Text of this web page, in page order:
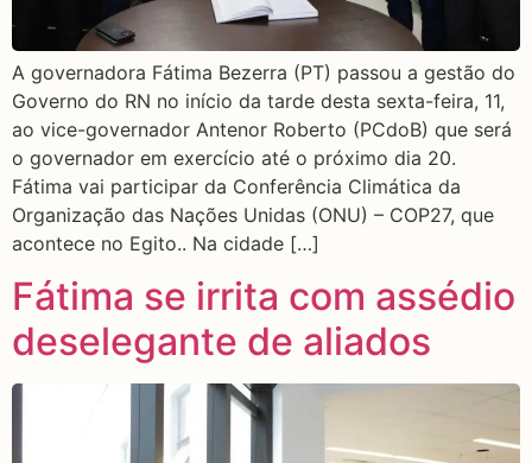
A governadora Fátima Bezerra (PT) passou a gestão do
Governo do RN no início da tarde desta sexta-feira, 11,
ao vice-governador Antenor Roberto (PCdoB) que será
o governador em exercício até o próximo dia 20.
Fátima vai participar da Conferência Climática da
Organização das Nações Unidas (ONU) – COP27, que
acontece no Egito.. Na cidade […]
Fátima se irrita com assédio
deselegante de aliados